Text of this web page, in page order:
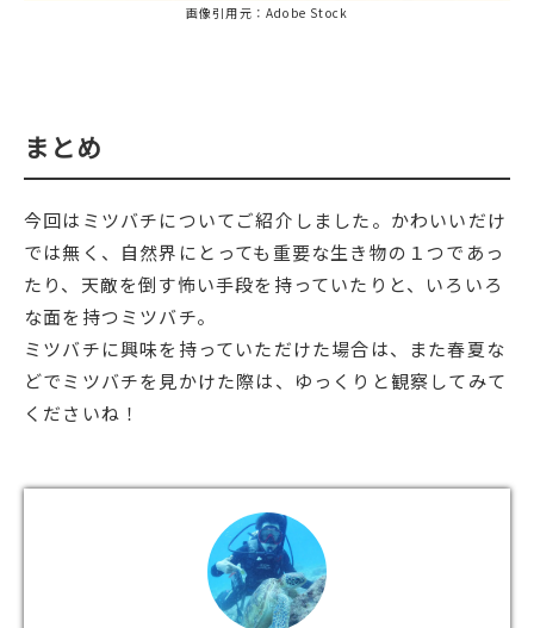
画像引用元：Adobe Stock
まとめ
今回はミツバチについてご紹介しました。かわいいだけ
では無く、自然界にとっても重要な生き物の１つであっ
たり、天敵を倒す怖い手段を持っていたりと、いろいろ
な面を持つミツバチ。
ミツバチに興味を持っていただけた場合は、また春夏な
どでミツバチを見かけた際は、ゆっくりと観察してみて
くださいね！